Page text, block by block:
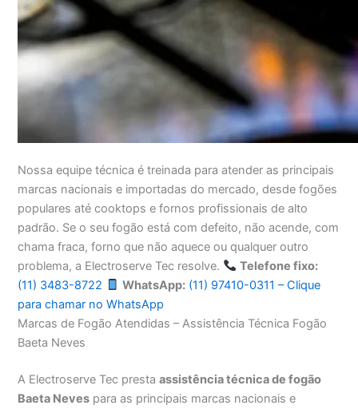
Nossa equipe técnica é treinada para atender as principais
marcas nacionais e importadas do mercado, desde fogões
populares até cooktops e fornos profissionais de alto
padrão. Se o seu fogão está com defeito, não acende, com
chama fraca, forno que não aquece ou qualquer outro
problema, a Electroserve Tec resolve.
Telefone fixo:
(11) 3483-8722
WhatsApp: (11) 97410-0311 – Clique
para chamar no WhatsApp
Marcas de Fogão Atendidas – Assistência Técnica Fogão
Baeta Neves
A Electroserve Tec prestaassistência técnica de fogão
Baeta Neves para as principais marcas nacionais e